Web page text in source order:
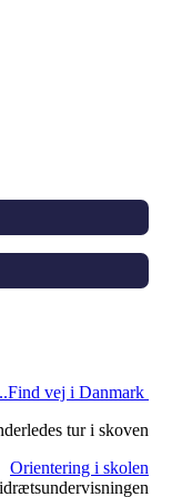
Find vej i Danmark
tur i skoven
Orientering i skolen